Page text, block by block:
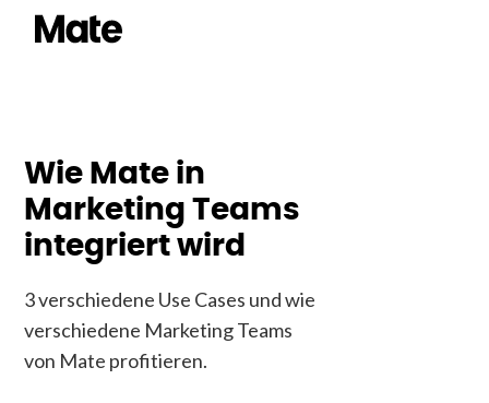
Wie Mate in
Marketing Teams
integriert wird
3 verschiedene Use Cases und wie
verschiedene Marketing Teams
von Mate profitieren.